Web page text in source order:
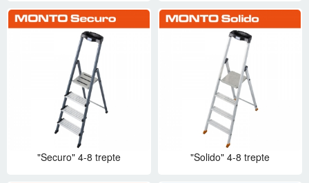
"Securo" 4-8 trepte "Solido" 4-8 trepte